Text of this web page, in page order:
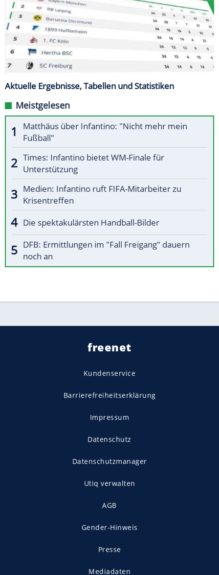
Aktuelle Ergebnisse, Tabellen und Statistiken
Meistgelesen
Matthäus über Infantino: "Nicht mehr mein
Fußball"
Times: Infantino bietet WM-Finale für
Unterstützung
Medien: Infantino ruft FIFA-Mitarbeiter zu
Krisentreffen
Die spektakulärsten Handball-Bilder
DFB: Ermittlungen im "Fall Freigang" dauern
noch an
freenet
Kundenservice
Barrierefreiheitserklärung
Impressum
Datenschutz
Datenschutzmanager
Utiq verwalten
AGB
Gender-Hinweis
Presse
Mediadaten